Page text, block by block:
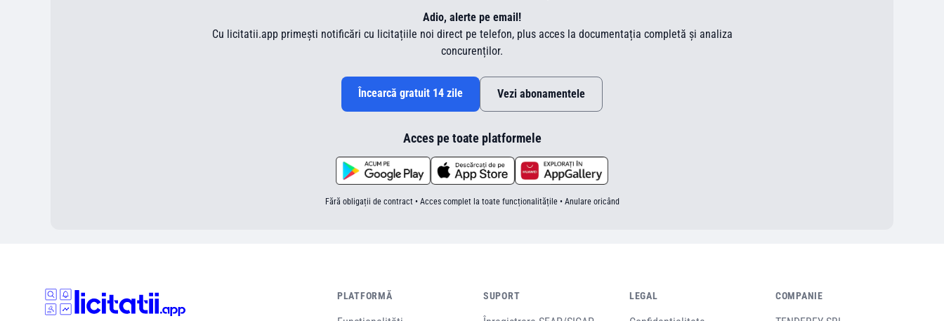
Adio, alerte pe email!
Cu licitatii.app primești notificări cu licitațiile noi direct pe telefon, plus acces la documentația completă și analiza
concurenților.
Încearcă gratuit 14 zile Vezi abonamentele
Acces pe toate platformele
Fără obligații de contract • Acces complet la toate funcționalitățile • Anulare oricând
PLATFORMĂ SUPORT LEGAL COMPANIE